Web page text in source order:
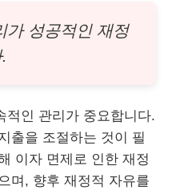
가 성공적인 재정
적인 관리가 중요합니다.
출을 조절하는 것이 필
이자 면제로 인한 재정
며, 향후 재정적 자유를